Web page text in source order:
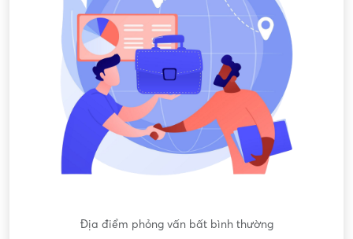
Nội dung mô tả công việc sơ sài, không đồng nhất với công